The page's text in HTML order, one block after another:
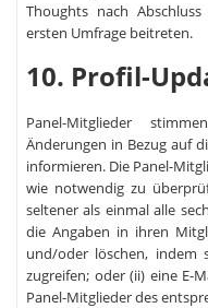
Thoughts nach
ersten Umfrage beitreten.
10. Profil-
Panel-Mitglieder
Änderungen in Bezug auf
informieren. Die Panel-
wie notwendig zu
seltener als einmal alle
die Angaben in ihren
und/oder löschen, indem
zugreifen; oder (ii) eine E-
Panel-Mitglieder des